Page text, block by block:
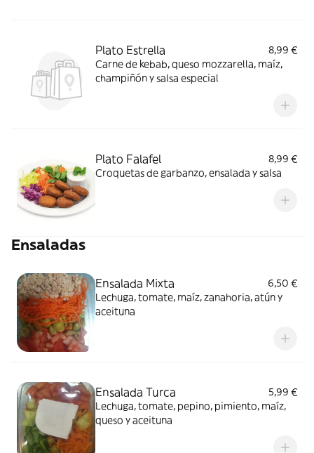
Plato Estrella
8,99 €
Carne de kebab, queso mozzarella, maíz,
champiñón y salsa especial
Plato Falafel
8,99 €
Croquetas de garbanzo, ensalada y salsa
Ensaladas
Ensalada Mixta
6,50 €
Lechuga, tomate, maíz, zanahoria, atún y
aceituna
Ensalada Turca
5,99 €
Lechuga, tomate, pepino, pimiento, maíz,
queso y aceituna